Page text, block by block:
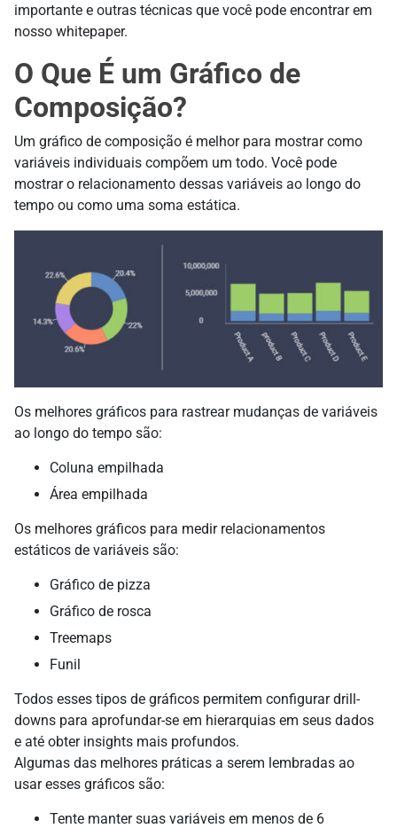
importante e outras técnicas que você pode encontrar em
nosso whitepaper.
O Que É um Gráfico de
Composição?
Um gráfico de composição é melhor para mostrar como
variáveis individuais compõem um todo. Você pode
mostrar o relacionamento dessas variáveis ao longo do
tempo ou como uma soma estática.
Os melhores gráficos para rastrear mudanças de variáveis
ao longo do tempo são:
Coluna empilhada
Área empilhada
Os melhores gráficos para medir relacionamentos
estáticos de variáveis são:
Gráfico de pizza
Gráfico de rosca
Treemaps
Funil
Todos esses tipos de gráficos permitem configurar drill-
downs para aprofundar-se em hierarquias em seus dados
e até obter insights mais profundos.
Algumas das melhores práticas a serem lembradas ao
usar esses gráficos são:
Tente manter suas variáveis em menos de 6